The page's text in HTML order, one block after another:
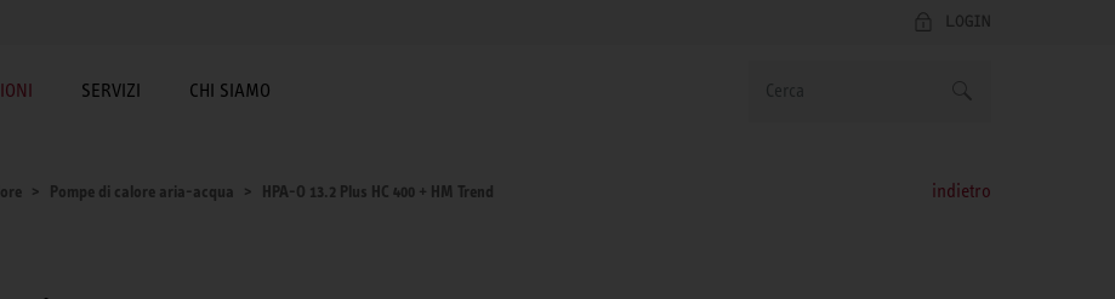
LOGIN
SERVIZI CHI SIAMO
Pompe di calore aria-acqua HPA-O 13.2 Plus HC 400 + HM Trend indietro